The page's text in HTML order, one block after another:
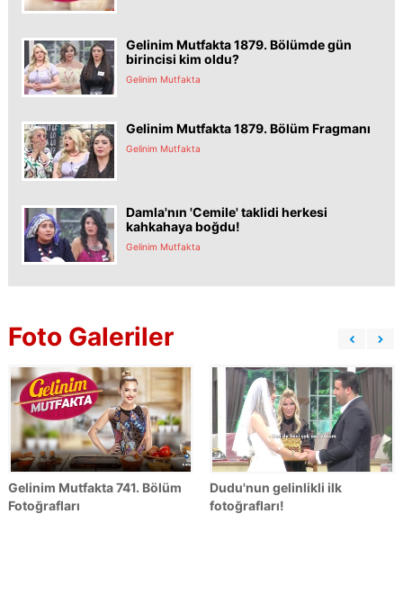
Gelinim Mutfakta 1879. Bölümde gün
birincisi kim oldu?
Gelinim Mutfakta
Gelinim Mutfakta 1879. Bölüm Fragmanı
Gelinim Mutfakta
Damla'nın 'Cemile' taklidi herkesi
kahkahaya boğdu!
Gelinim Mutfakta
Foto Galeriler
Gelinim Mutfakta 741. Bölüm
Fotoğrafları
Dudu'nun gelinlikli ilk
fotoğrafları!